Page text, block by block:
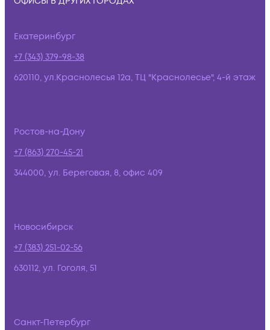
Екатеринбург
+7 (343) 379-98-38
620110, ул.Краснолесья 12а, ТЦ "Краснолесье", 4-й этаж
Ростов-на-Дону
+7 (863) 270-45-21
344000, ул. Береговая, 8, офис 409
Новосибирск
+7 (383) 251-02-56
630112, ул. Гоголя, 51
Санкт-Петербург